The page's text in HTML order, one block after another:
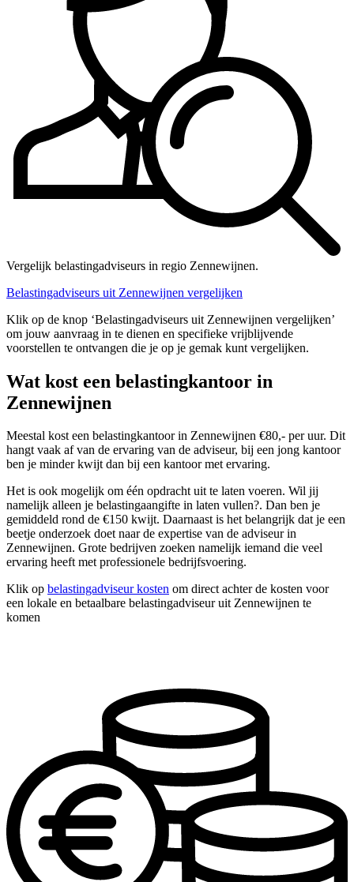
Vergelijk belastingadviseurs in regio Zennewijnen.
Belastingadviseurs uit Zennewijnen vergelijken
Klik op de knop ‘Belastingadviseurs uit Zennewijnen vergelijken’
om jouw aanvraag in te dienen en specifieke vrijblijvende
voorstellen te ontvangen die je op je gemak kunt vergelijken.
Wat kost een belastingkantoor in
Zennewijnen
Meestal kost een belastingkantoor in Zennewijnen €80,- per uur. Dit
hangt vaak af van de ervaring van de adviseur, bij een jong kantoor
ben je minder kwijt dan bij een kantoor met ervaring.
Het is ook mogelijk om één opdracht uit te laten voeren. Wil jij
namelijk alleen je belastingaangifte in laten vullen?. Dan ben je
gemiddeld rond de €150 kwijt. Daarnaast is het belangrijk dat je een
beetje onderzoek doet naar de expertise van de adviseur in
Zennewijnen. Grote bedrijven zoeken namelijk iemand die veel
ervaring heeft met professionele bedrijfsvoering.
Klik op belastingadviseur kosten om direct achter de kosten voor
een lokale en betaalbare belastingadviseur uit Zennewijnen te
komen